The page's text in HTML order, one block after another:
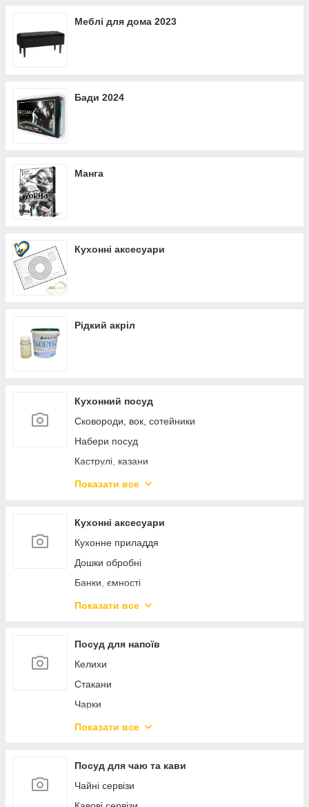
Меблі для дома 2023
Бади 2024
Манга
Кухонні аксесуари
Рідкий акріл
Кухонний посуд
Сковороди, вок, сотейники
Набери посуд
Каструлі, казани
Каструлі з нержавіючої сталі
Ковші
Чайники
Турки
Миски
Марміти
Форми для випікання
Силіконові форми
Показати все
Кухонні аксесуари
Кухонне приладдя
Дошки обробні
Банки, ємності
Контейнери для продуктів
Ножі кухонні
Точила для ножів
Підставки та колоди для ножів
Сито, сушарки, друшляки
Тертки, овочерізки, подрібнювачі
Кавомолки
Кавоварки
Хлібниці
Показати все
Посуд для напоїв
Келихи
Стакани
Чарки
Стопки
Глечики, графіни
Декантери
Штофи
Показати все
Посуд для чаю та кави
Чайні сервізи